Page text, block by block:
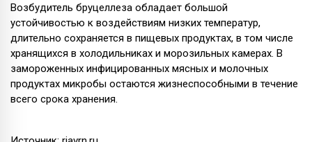
Возбудитель бруцеллеза обладает большой
устойчивостью к воздействиям низких температур,
длительно сохраняется в пищевых продуктах, в том числе
хранящихся в холодильниках и морозильных камерах. В
замороженных инфицированных мясных и молочных
продуктах микробы остаются жизнеспособными в течение
всего срока хранения.